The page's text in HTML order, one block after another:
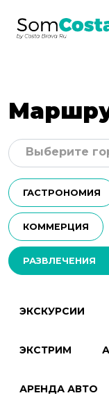
ГАСТРОНОМИЯ
КОММЕРЦИЯ
РАЗВЛЕЧЕНИЯ
Выберите
ЭКСКУРСИИ
ЭКСТРИМ
АРЕНДА АВТО